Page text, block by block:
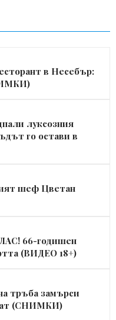
в Несебър:
луксозния
го остави в
шеф Цветан
66-годишен
(ВИДЕО 18+)
тръба замърси
(СНИМКИ)